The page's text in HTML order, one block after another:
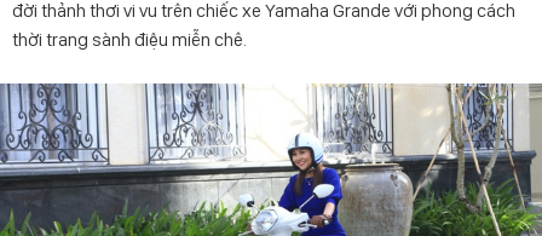
đời thảnh thơi vi vu trên chiếc xe Yamaha Grande với phong cách
thời trang sành điệu miễn chê.